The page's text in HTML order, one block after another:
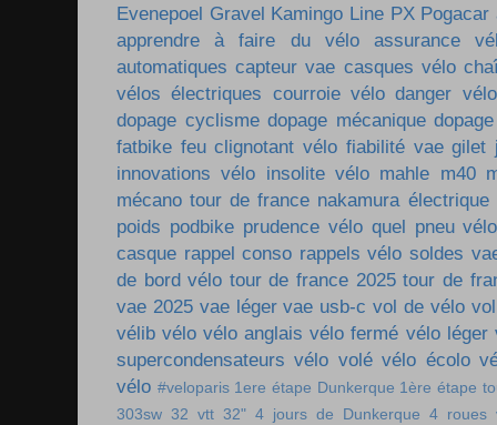
Evenepoel Gravel Kamingo Line PX Pogacar
apprendre à faire du vélo
assurance
automatiques capteur vae casques vélo
vélos électriques courroie vélo danger vélo
dopage cyclisme dopage mécanique
fatbike feu clignotant vélo fiabilité vae gilet
innovations vélo insolite vélo mahle m40
mécano tour de france nakamura électrique
poids podbike prudence vélo quel pneu vélo
casque rappel conso rappels vélo soldes
de bord vélo tour de france 2025 tour de
vae 2025 vae léger vae usb-c vol de vélo
vélib vélo vélo anglais vélo fermé vélo léger
supercondensateurs vélo volé vélo écolo
vélo #veloparis 1ere étape Dunkerque 1ère étape
303sw 32 vtt 32" 4 jours de Dunkerque 4 roues